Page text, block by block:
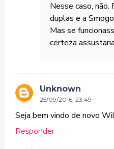
Nesse caso, não.
duplas e a
Mas se
certeza
Unknown
25/09/2016, 23:49
Seja bem vindo de novo
Responder